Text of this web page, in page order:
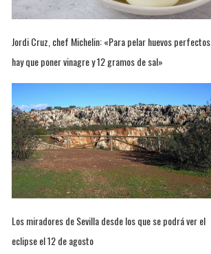
Jordi Cruz, chef Michelin: «Para pelar huevos perfectos
hay que poner vinagre y 12 gramos de sal»
Los miradores de Sevilla desde los que se podrá ver el
eclipse el 12 de agosto